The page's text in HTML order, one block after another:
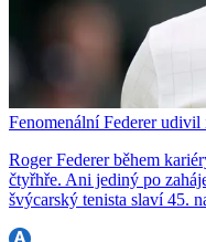
Fenomenální Federer udivil
Roger Federer během
čtyřhře. Ani jediný po
švýcarský tenista slaví 45.